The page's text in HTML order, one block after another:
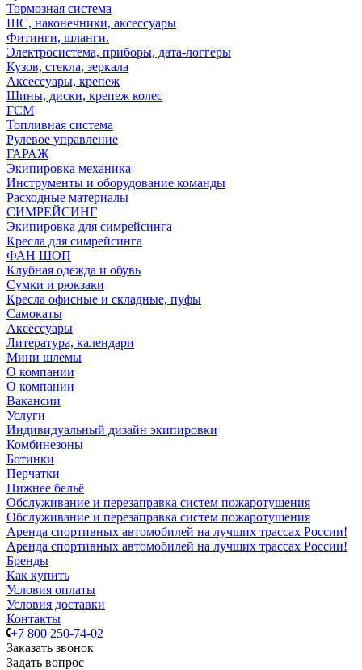
Тормозная система
ШС, наконечники, аксессуары
Фитинги, шланги.
Электросистема, приборы, дата-логгеры
Кузов, стекла, зеркала
Аксессуары, крепеж
Шины, диски, крепеж колес
ГСМ
Топливная система
Рулевое управление
ГАРАЖ
Экипировка механика
Инструменты и оборудование команды
Расходные материалы
СИМРЕЙСИНГ
Экипировка для симрейсинга
Кресла для симрейсинга
ФАН ШОП
Клубная одежда и обувь
Сумки и рюкзаки
Кресла офисные и складные, пуфы
Самокаты
Аксессуары
Литература, календари
Мини шлемы
О компании
О компании
Вакансии
Услуги
Индивидуальный дизайн экипировки
Комбинезоны
Ботинки
Перчатки
Нижнее бельё
Обслуживание и перезаправка систем пожаротушения
Обслуживание и перезаправка систем пожаротушения
Аренда спортивных автомобилей на лучших трассах России!
Аренда спортивных автомобилей на лучших трассах России!
Бренды
Как купить
Условия оплаты
Условия доставки
Контакты
+7 800 250-74-02
Заказать звонок
Задать вопрос